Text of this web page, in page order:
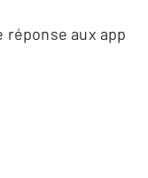
aux appels